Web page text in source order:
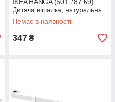
IKEA HANGA (601.787.69)
Дитяча вішалка, натуральна
Немає в наявності
347 ₴